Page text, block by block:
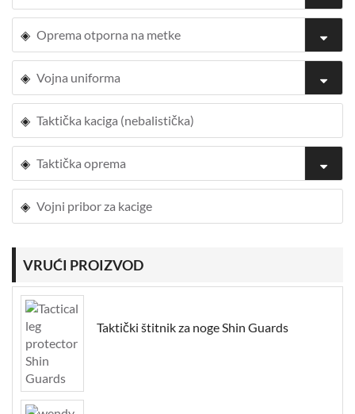
Oprema otporna na metke
Vojna uniforma
Taktička kaciga (nebalistička)
Taktička oprema
Vojni pribor za kacige
VRUĆI PROIZVOD
Taktički štitnik za noge Shin Guards